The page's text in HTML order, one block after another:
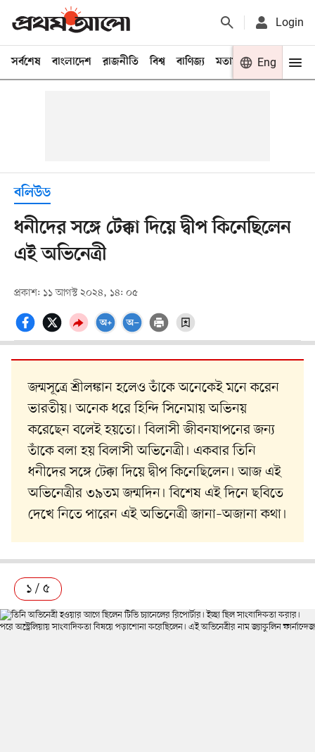
Login
সর্বশেষ বাংলাদেশ রাজনীতি বিশ্ব বাণিজ্য মতামত খেলা
Eng
বলিউড
ধনীদের সঙ্গে টেক্কা দিয়ে দ্বীপ কিনেছিলেন
এই অভিনেত্রী
প্রকাশ: ১১ আগস্ট ২০২৪, ১৪: ০৫
জন্মসূত্রে শ্রীলঙ্কান হলেও তাঁকে অনেকেই মনে করেন
ভারতীয়। অনেক ধরে হিন্দি সিনেমায় অভিনয়
করেছেন বলেই হয়তো। বিলাসী জীবনযাপনের জন্য
তাঁকে বলা হয় বিলাসী অভিনেত্রী। একবার তিনি
ধনীদের সঙ্গে টেক্কা দিয়ে দ্বীপ কিনেছিলেন। আজ এই
অভিনেত্রীর ৩৯তম জন্মদিন। বিশেষ এই দিনে ছবিতে
দেখে নিতে পারেন এই অভিনেত্রী জানা–অজানা কথা।
১ / ৫